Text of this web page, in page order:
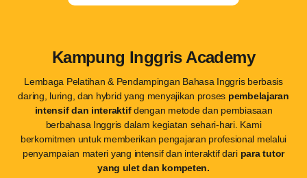
Kampung Inggris Academy
Lembaga Pelatihan & Pendampingan Bahasa Inggris berbasis
daring, luring, dan hybrid yang menyajikan proses pembelajaran
intensif dan interaktifdengan metode dan pembiasaan
berbahasa Inggris dalam kegiatan sehari-hari. Kami
berkomitmen untuk memberikan pengajaran profesional melalui
penyampaian materi yang intensif dan interaktif dari para tutor
yang ulet dan kompeten.